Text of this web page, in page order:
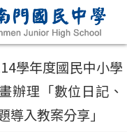
學年度國民中小學
辦理「數位日記、
導入教案分享」